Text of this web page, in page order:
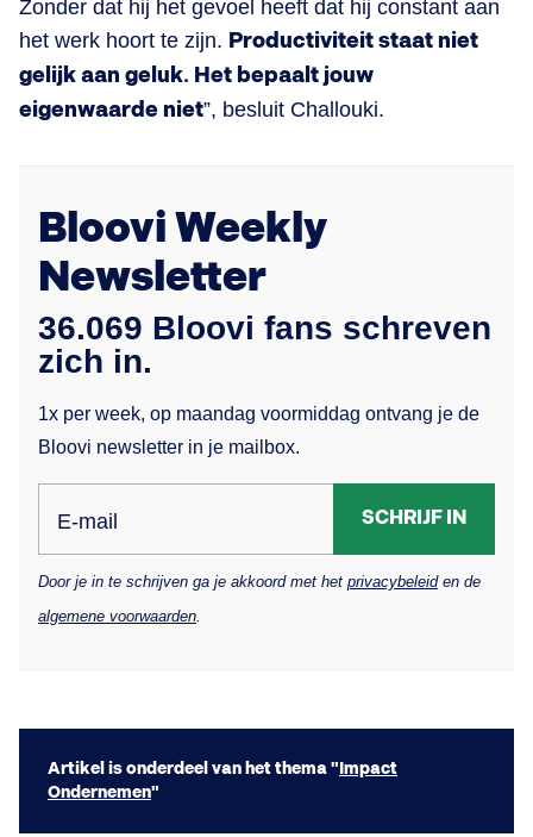
Zonder dat hij het gevoel heeft dat hij constant aan
het werk hoort te zijn. Productiviteit staat niet
gelijk aan geluk. Het bepaalt jouw
eigenwaarde niet”, besluit Challouki.
Bloovi Weekly
Newsletter
36.069 Bloovi fans schreven
zich in.
1x per week, op maandag voormiddag ontvang je de
Bloovi newsletter in je mailbox.
E-mail SCHRIJF IN
Door je in te schrijven ga je akkoord met het privacybeleiden de
algemene voorwaarden
Artikel is onderdeel van het thema "Impact
Ondernemen"